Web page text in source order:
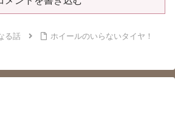
る話 ホイールのいらないタイヤ！